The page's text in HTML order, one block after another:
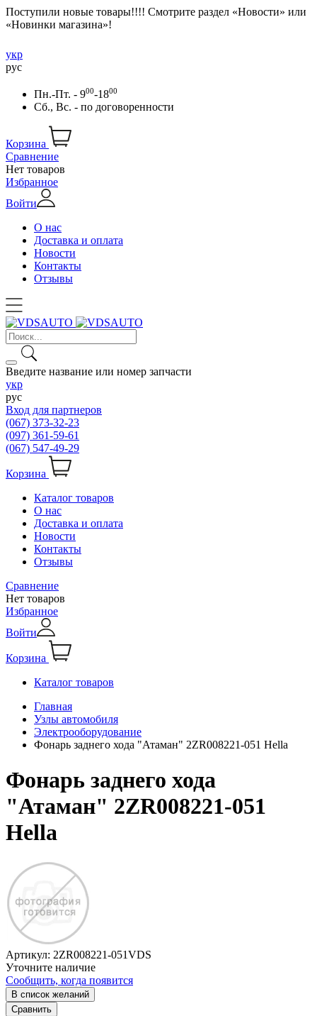
Поступили новые товары!!!! Смотрите раздел «Новости» или
«Новинки магазина»!
укр
рус
Пн.-Пт. - 900-1800
Сб., Вс. - по договоренности
Корзина
Сравнение
Нет товаров
Избранное
Войти
О нас
Доставка и оплата
Новости
Контакты
Отзывы
Введите название или номер запчасти
укр
рус
Вход для партнеров
(067) 373-32-23
(097) 361-59-61
(067) 547-49-29
Корзина
Каталог товаров
О нас
Доставка и оплата
Новости
Контакты
Отзывы
Сравнение
Нет товаров
Избранное
Войти
Корзина
Каталог товаров
Главная
Узлы автомобиля
Электрооборудование
Фонарь заднего хода "Атаман" 2ZR008221-051 Hella
Фонарь заднего хода
"Атаман" 2ZR008221-051
Hella
Артикул: 2ZR008221-051VDS
Уточните наличие
Сообщить, когда появится
В список желаний
Сравнить